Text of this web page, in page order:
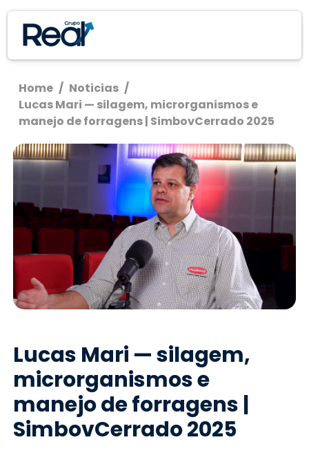
Home / Noticias /
Lucas Mari — silagem, microrganismos e
manejo de forragens | SimbovCerrado 2025
Lucas Mari — silagem,
microrganismos e
manejo de forragens |
SimbovCerrado 2025